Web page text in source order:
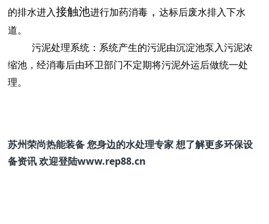
的排水进入接触池进行加药消毒 ，达标后废水排入下水
道。
污泥处理系统：系统产生的污泥由沉淀池泵入污泥浓
缩池，经消毒后由环卫部门不定期将污泥外运后做统一处
理。
苏州荣尚热能装备 您身边的水处理专家 想了解更多环保设
备资讯 欢迎登陆www.rep88.cn